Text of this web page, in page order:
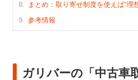
まとめ：取り寄せ制度を使えば“理
参考情報
ガリバーの「中古車